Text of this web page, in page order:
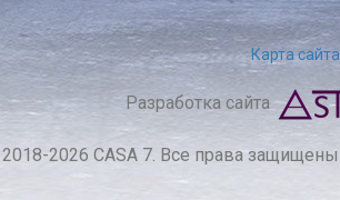
Карта сайта
Разработка сайта
2026 CASA 7. Все права защищены